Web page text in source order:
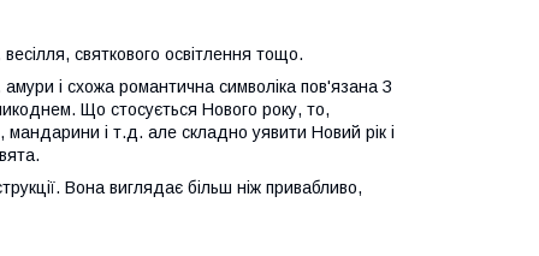
святкового освітлення тощо.
і схожа романтична символіка пов'язана З
Що стосується Нового року, то,
і т.д. але складно уявити Новий рік і
Вона виглядає більш ніж привабливо,